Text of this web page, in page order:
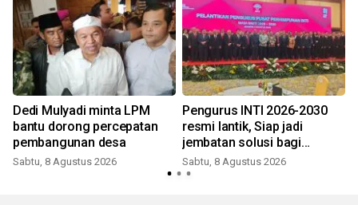
Dedi Mulyadi minta LPM
bantu dorong percepatan
pembangunan desa
Sabtu, 8 Agustus 2026
Pengurus INTI 2026-2030
resmi lantik, Siap jadi
jembatan solusi bagi
persoalan bangsa
Sabtu, 8 Agustus 2026